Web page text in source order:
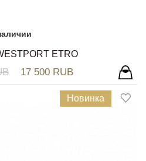
ETRO
17 500 RUB
Новинка